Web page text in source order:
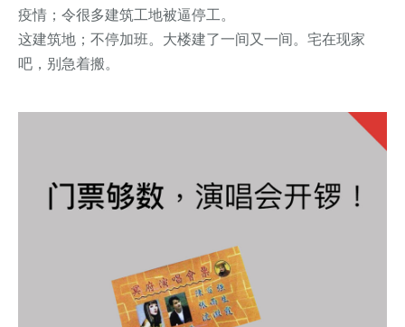
疫情；令很多建筑工地被逼停工。
这建筑地；不停加班。大楼建了一间又一间。宅在现家
吧，别急着搬。